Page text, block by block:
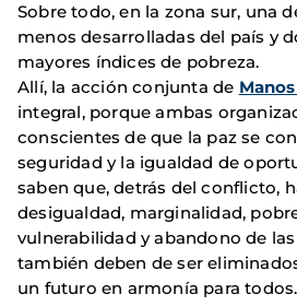
Sobre todo, en la zona sur, una
menos desarrolladas del país y
mayores índices de pobreza.
Allí, la acción conjunta de
integral, porque ambas
conscientes de que la paz se
seguridad y la igualdad de
saben que, detrás del conflicto,
desigualdad, marginalidad,
vulnerabilidad y abandono de
también deben de ser
un futuro en armonía para todos.